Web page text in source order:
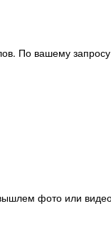
По вашему
фото или